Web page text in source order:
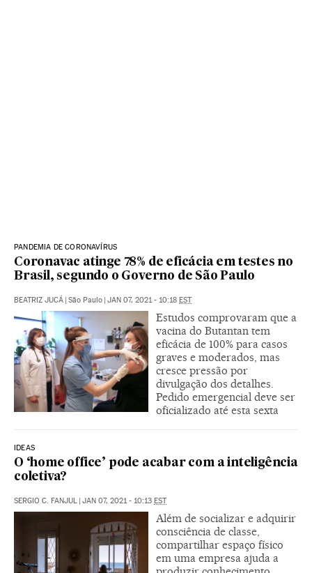
PANDEMIA DE CORONAVÍRUS
Coronavac atinge 78% de eficácia em testes no
Brasil, segundo o Governo de São Paulo
BEATRIZ JUCÁ | São Paulo | JAN 07, 2021 - 10:18 EST
Estudos comprovaram que a
vacina do Butantan tem
eficácia de 100% para casos
graves e moderados, mas
cresce pressão por
divulgação dos detalhes.
Pedido emergencial deve ser
oficializado até esta sexta
IDEAS
O ‘home office’ pode acabar com a inteligência
coletiva?
SERGIO C. FANJUL | JAN 07, 2021 - 10:13 EST
Além de socializar e adquirir
consciência de classe,
compartilhar espaço físico
em uma empresa ajuda a